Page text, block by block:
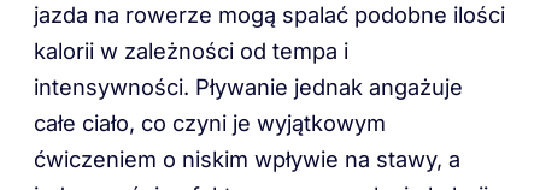
jazda na rowerze mogą spalać podobne ilości
kalorii w zależności od tempa i
intensywności. Pływanie jednak angażuje
całe ciało, co czyni je wyjątkowym
ćwiczeniem o niskim wpływie na stawy, a